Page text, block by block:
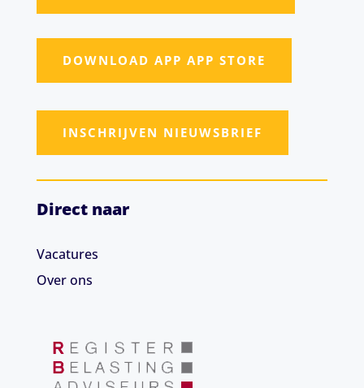
DOWNLOAD APP APP STORE
INSCHRIJVEN NIEUWSBRIEF
Direct naar
Vacatures
Over ons